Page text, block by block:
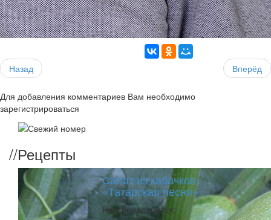
Назад Вперёд
Для добавления комментариев Вам необходимо
зарегистрироваться
//Рецепты
Салат из кабачков
«Татарская песня»
Нам понадобится: